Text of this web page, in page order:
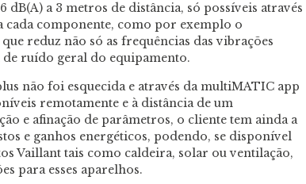
dB(A) a 3 metros de distância, só possíveis através
cada componente, como por exemplo o
reduz não só as frequências das vibrações
de ruído geral do equipamento.
não foi esquecida e através da multiMATIC app
remotamente e à distância de um
e afinação de parâmetros, o cliente tem ainda a
e ganhos energéticos, podendo, se disponível
Vaillant tais como caldeira, solar ou ventilação,
para esses aparelhos.